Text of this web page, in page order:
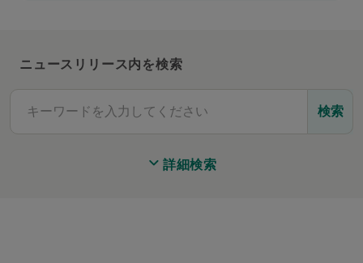
ニュースリリース内を検索
検索
詳細検索